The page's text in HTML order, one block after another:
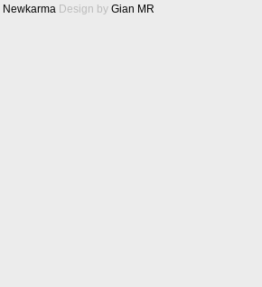
NewkarmaDesign by Gian MR